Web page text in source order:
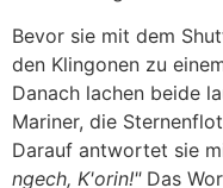
Bevor sie mit dem
den Klingonen zu
Danach lachen beide
Mariner, die
Darauf antwortet sie
ngech, K'orin!"Das